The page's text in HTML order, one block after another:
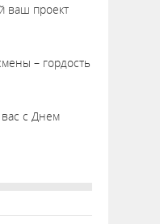
ваш проект
– гордость
с Днем